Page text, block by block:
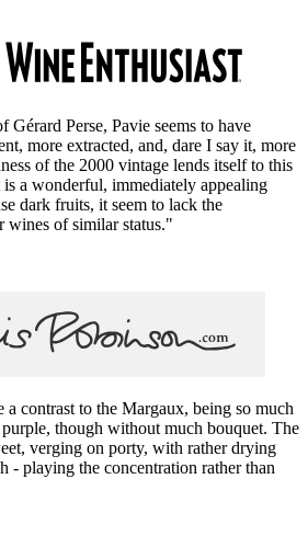
Gérard Perse, Pavie seems to have
more extracted, and, dare I say it, more
of the 2000 vintage lends itself to this
a wonderful, immediately appealing
dark fruits, it seem to lack the
wines of similar status."
contrast to the Margaux, being so much
though without much bouquet. The
verging on porty, with rather drying
- playing the concentration rather than